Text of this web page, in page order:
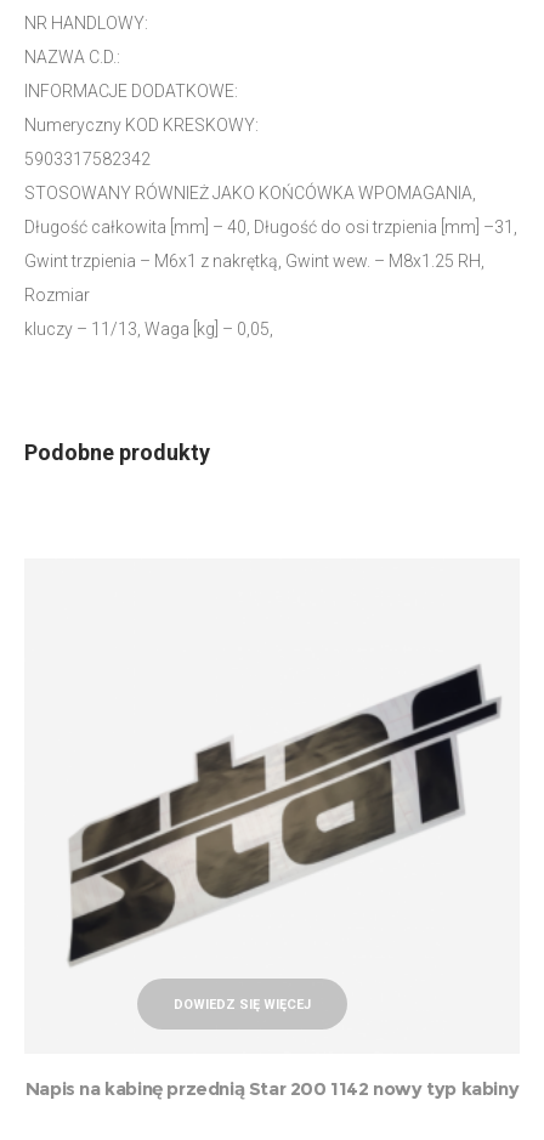
NR HANDLOWY:
NAZWA C.D.:
INFORMACJE DODATKOWE:
Numeryczny KOD KRESKOWY:
5903317582342
STOSOWANY RÓWNIEŻ JAKO KOŃCÓWKA WPOMAGANIA,
Długość całkowita [mm] – 40, Długość do osi trzpienia [mm] –31,
Gwint trzpienia – M6x1 z nakrętką, Gwint wew. – M8x1.25 RH,
Rozmiar
kluczy – 11/13, Waga [kg] – 0,05,
Podobne produkty
DOWIEDZ SIĘ WIĘCEJ
Napis na kabinę przednią Star 200 1142 nowy typ kabiny